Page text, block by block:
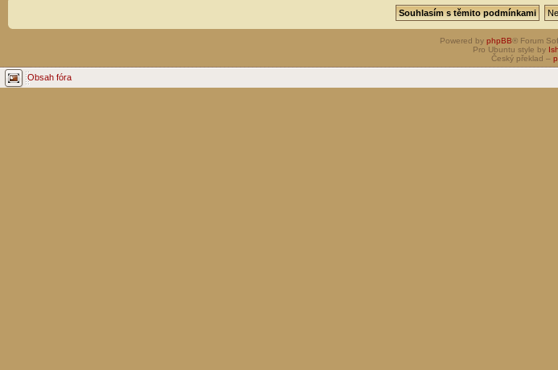
Powered by phpBB® Forum
Pro Ubuntu style by
Český překlad –
Obsah fóra